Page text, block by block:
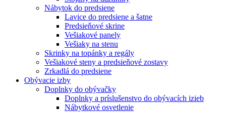
Nábytok do predsiene
Lavice do predsiene a šatne
Predsieňové skrine
Vešiakové panely
Vešiaky na stenu
Skrinky na topánky a regály
Vešiakové steny a predsieňové zostavy
Zrkadlá do predsiene
Obývacie izby
Doplnky do obývačky
Doplnky a príslušenstvo do obývacích izieb
Nábytkové osvetlenie